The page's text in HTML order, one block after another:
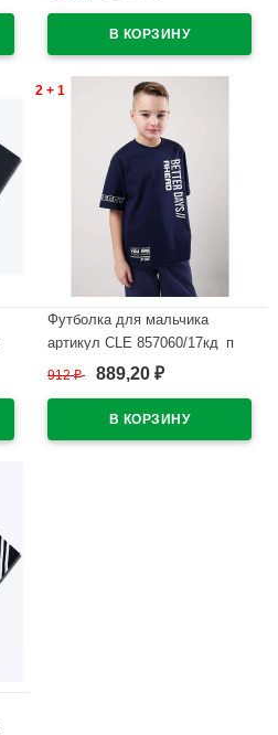
2 + 1
Футболка для мальчика
артикул CLE 857060/17кд_п
рзамерный ряд 34/134-42/158
912₽ 889,20 ₽